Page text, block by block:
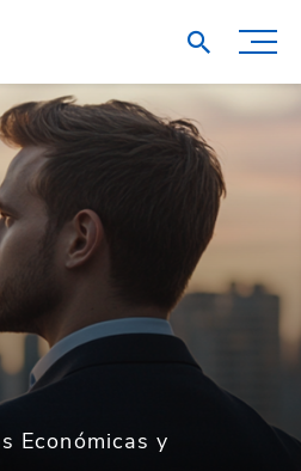
Económicas y